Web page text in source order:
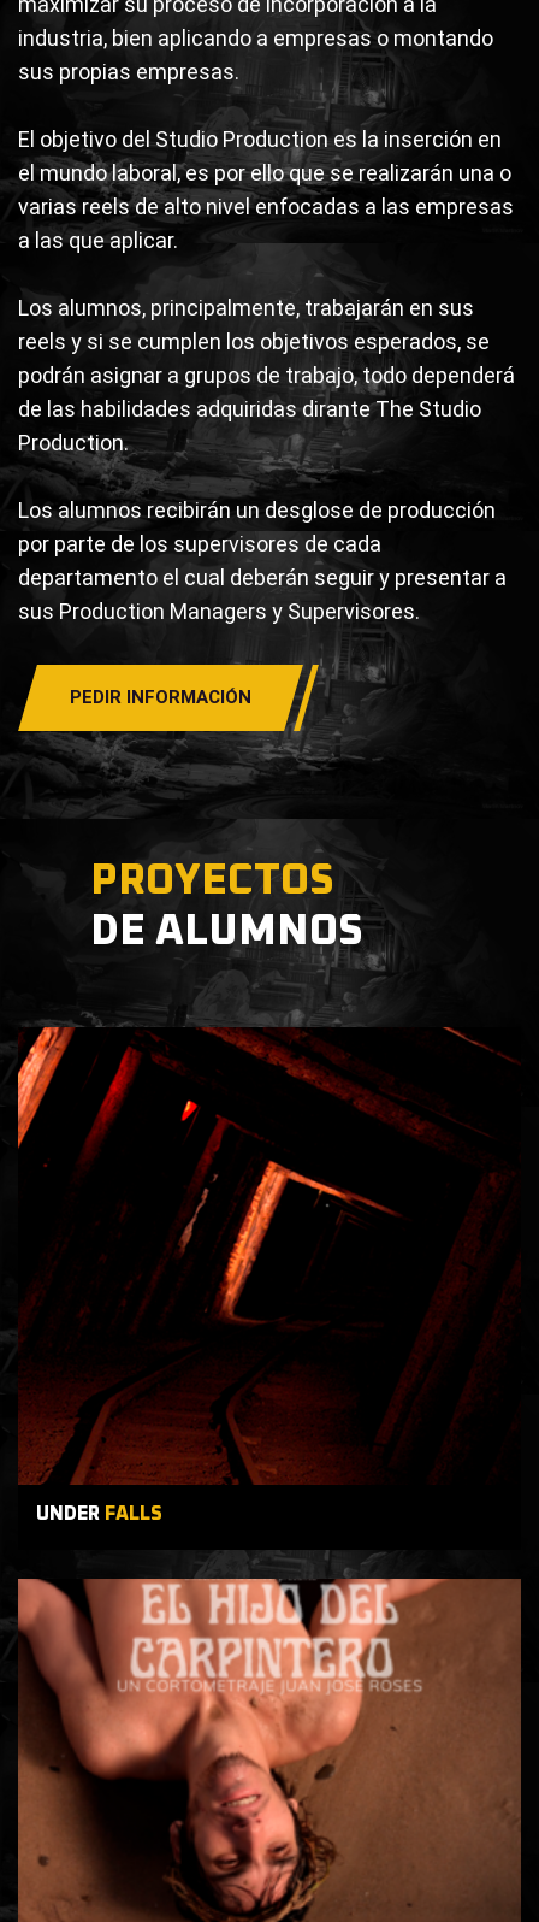
industria, bien aplicando a empresas o montando
sus propias empresas.
El objetivo del Studio Production es la inserción en
el mundo laboral, es por ello que se realizarán una o
varias reels de alto nivel enfocadas a las empresas
a las que aplicar.
Los alumnos, principalmente, trabajarán en sus
reels y si se cumplen los objetivos esperados, se
podrán asignar a grupos de trabajo, todo dependerá
de las habilidades adquiridas dirante The Studio
Production.
Los alumnos recibirán un desglose de producción
por parte de los supervisores de cada
departamento el cual deberán seguir y presentar a
sus Production Managers y Supervisores.
PEDIR INFORMACIÓN
PROYECTOS
DE ALUMNOS
UNDER FALLS